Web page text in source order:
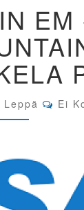
PISTOOLIN
EM
-
NÄYTTÖ
TAMPERE.
SUNNUNTAIN
SAVOLA
JA
EM
Leppä Ei